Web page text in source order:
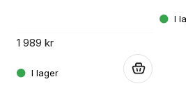
1 989 kr